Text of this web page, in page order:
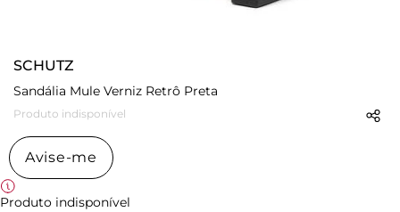
SCHUTZ
Sandália Mule Verniz Retrô Preta
Produto indisponível
Avise-me
Produto indisponível